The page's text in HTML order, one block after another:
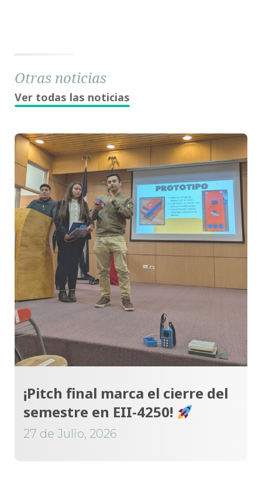
Otras noticias
Ver todas las noticias
¡Pitch final marca el cierre del
semestre en EII-4250!
27 de Julio, 2026